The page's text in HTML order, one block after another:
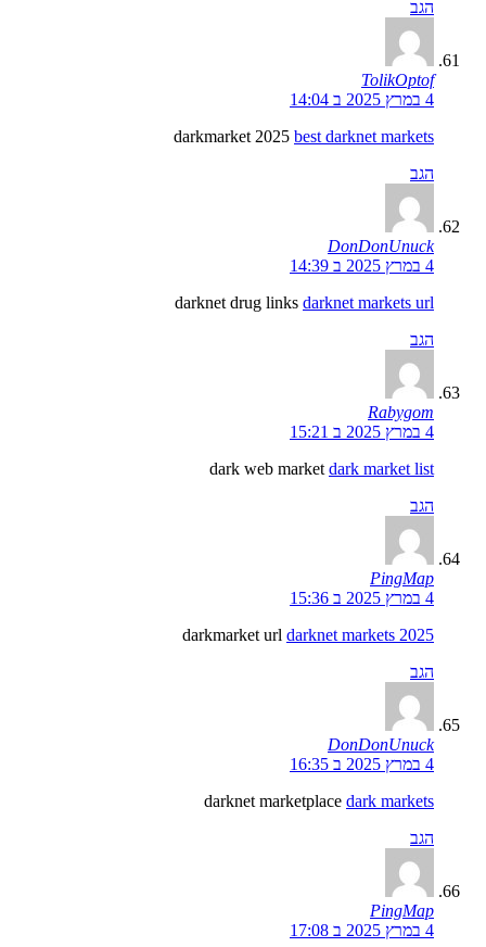
הגב
TolikOptof
4 במרץ 2025 ב 14:04
darkmarket 2025 best darknet markets
הגב
DonDonUnuck
4 במרץ 2025 ב 14:39
darknet drug links darknet markets url
הגב
Rabygom
4 במרץ 2025 ב 15:21
dark web market dark market list
הגב
PingMap
4 במרץ 2025 ב 15:36
darkmarket url darknet markets 2025
הגב
DonDonUnuck
4 במרץ 2025 ב 16:35
darknet marketplace dark markets
הגב
PingMap
4 במרץ 2025 ב 17:08